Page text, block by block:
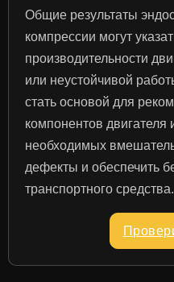
Общие результаты
компрессии могут
производительности
или неустойчивой
стать основой для
компонентов двигателя
необходимых
дефекты и обеспечить
транспортного средства.